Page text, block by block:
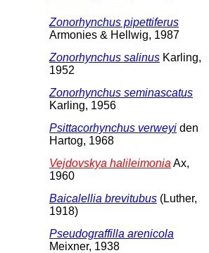
Zonorhynchus pipettiferus
Armonies & Hellwig, 1987
Zonorhynchus salinus Karling,
1952
Zonorhynchus seminascatus
Karling, 1956
Psittacorhynchus verweyi den
Hartog, 1968
Vejdovskya halileimonia Ax,
1960
Baicalellia brevitubus (Luther,
1918)
Pseudograffilla arenicola
Meixner, 1938